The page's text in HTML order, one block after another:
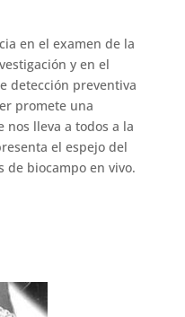
en el examen de la
y en el
detección preventiva
promete una
lleva a todos a la
el espejo del
de biocampo en vivo.